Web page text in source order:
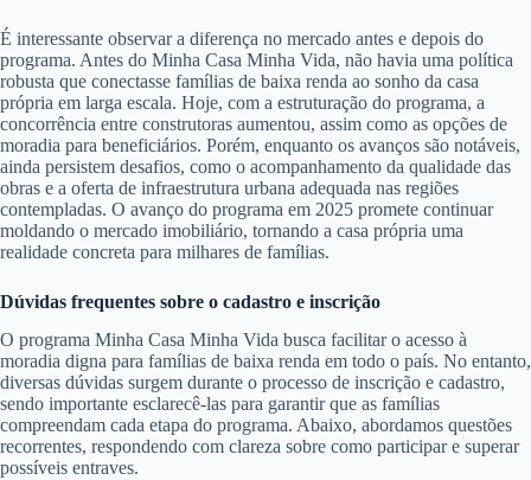
É interessante observar a diferença no mercado antes e depois do
programa. Antes do Minha Casa Minha Vida, não havia uma política
robusta que conectasse famílias de baixa renda ao sonho da casa
própria em larga escala. Hoje, com a estruturação do programa, a
concorrência entre construtoras aumentou, assim como as opções de
moradia para beneficiários. Porém, enquanto os avanços são notáveis,
ainda persistem desafios, como o acompanhamento da qualidade das
obras e a oferta de infraestrutura urbana adequada nas regiões
contempladas. O avanço do programa em 2025 promete continuar
moldando o mercado imobiliário, tornando a casa própria uma
realidade concreta para milhares de famílias.
Dúvidas frequentes sobre o cadastro e inscrição
O programa Minha Casa Minha Vida busca facilitar o acesso à
moradia digna para famílias de baixa renda em todo o país. No entanto,
diversas dúvidas surgem durante o processo de inscrição e cadastro,
sendo importante esclarecê-las para garantir que as famílias
compreendam cada etapa do programa. Abaixo, abordamos questões
recorrentes, respondendo com clareza sobre como participar e superar
possíveis entraves.